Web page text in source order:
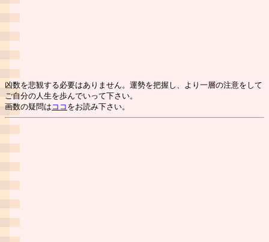
凶数を悲観する必要はありません。運勢を把握し、より一層の注意をして
ご自分の人生を歩んでいって下さい。
画数の疑問は ココ をお読み下さい。